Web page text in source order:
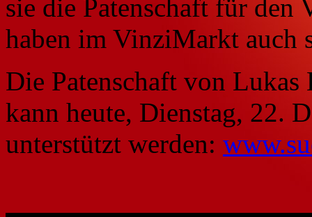
sie die Patenschaft für
haben im VinziMarkt auch
Die Patenschaft von
kann heute, Dienstag, 22.
unterstützt werden: